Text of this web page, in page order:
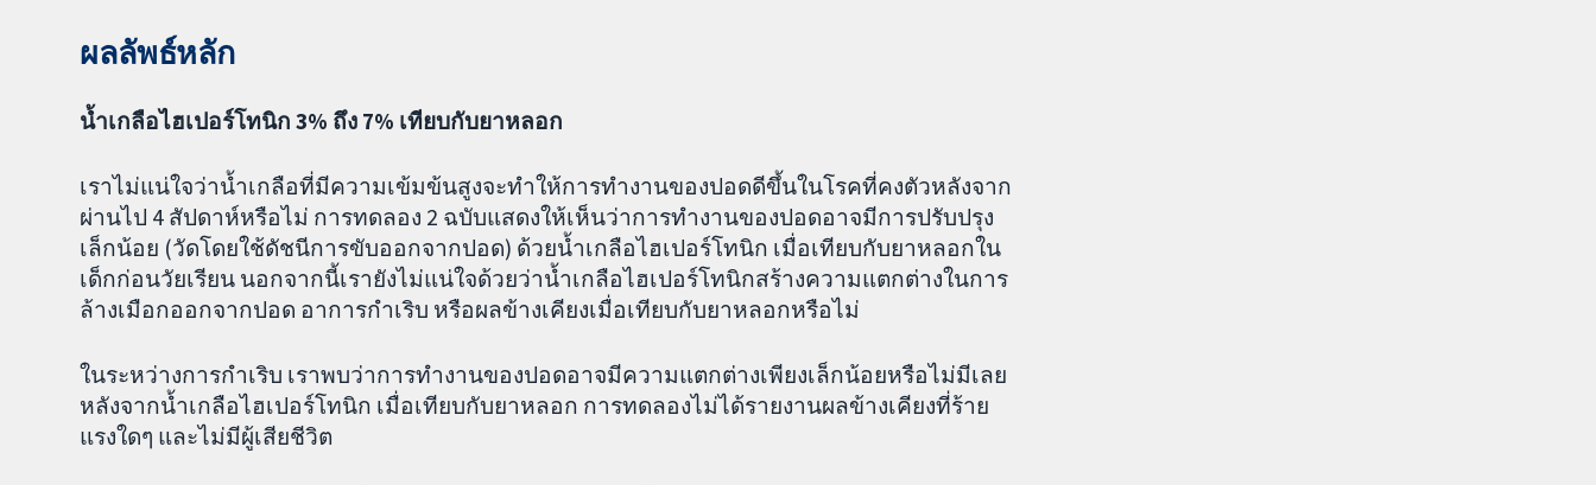
ผลลัพธ์หลัก
น้ำเกลือไฮเปอร์โทนิก 3% ถึง 7% เทียบกับยาหลอก
เราไม่แน่ใจว่าน้ำเกลือที่มีความเข้มข้นสูงจะทำให้การทำงานของปอดดีขึ้นในโรคที่คงตัวหลังจาก
ผ่านไป 4 สัปดาห์หรือไม่ การทดลอง 2 ฉบับแสดงให้เห็นว่าการทำงานของปอดอาจมีการปรับปรุง
เล็กน้อย (วัดโดยใช้ดัชนีการขับออกจากปอด) ด้วยน้ำเกลือไฮเปอร์โทนิก เมื่อเทียบกับยาหลอกใน
เด็กก่อนวัยเรียน นอกจากนี้เรายังไม่แน่ใจด้วยว่าน้ำเกลือไฮเปอร์โทนิกสร้างความแตกต่างในการ
ล้างเมือกออกจากปอด อาการกำเริบ หรือผลข้างเคียงเมื่อเทียบกับยาหลอกหรือไม่
ในระหว่างการกำเริบ เราพบว่าการทำงานของปอดอาจมีความแตกต่างเพียงเล็กน้อยหรือไม่มีเลย
หลังจากน้ำเกลือไฮเปอร์โทนิก เมื่อเทียบกับยาหลอก การทดลองไม่ได้รายงานผลข้างเคียงที่ร้าย
แรงใดๆ และไม่มีผู้เสียชีวิต